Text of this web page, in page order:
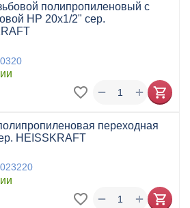
полипропиленовый с
НР 20x1/2" сер.
+
−
переходная
HEISSKRAFT
+
−